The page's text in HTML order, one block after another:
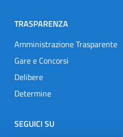
TRASPARENZA
Amministrazione Trasparente
Gare e Concorsi
Delibere
Determine
SEGUICI SU